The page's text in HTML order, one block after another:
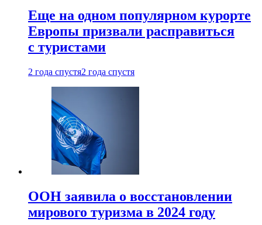
Еще на одном популярном курорте
Европы призвали расправиться
с туристами
2 года спустя2 года спустя
ООН заявила о восстановлении
мирового туризма в 2024 году